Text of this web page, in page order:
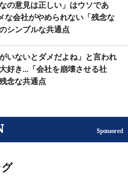
なの意見は正しい」はウソであ
な会社がやめられない「残念な
シンプルな共通点
がいないとダメだよね」と言われ
好き...「会社を崩壊させる社
念な共通点
Sponsored